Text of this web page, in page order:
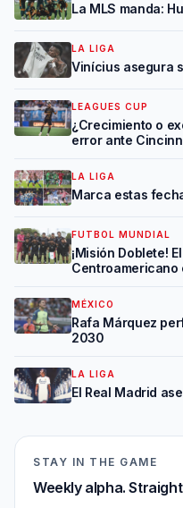
La MLS manda:
LA LIGA
Vinícius asegura
LEAGUES CUP
¿Crecimiento o
error ante
LA LIGA
Marca estas
FUTBOL MUNDIAL
¡Misión Doblete!
Centroamericano
MÉXICO
Rafa Márquez
2030
LA LIGA
El Real Madrid
STAY IN THE GAME
Weekly alpha.